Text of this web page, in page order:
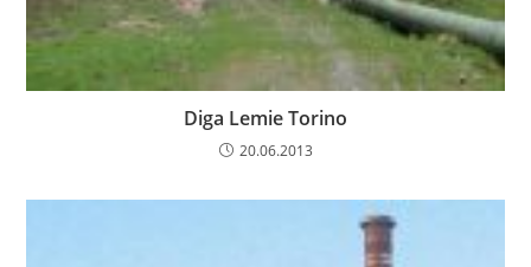
Diga Lemie Torino
20.06.2013